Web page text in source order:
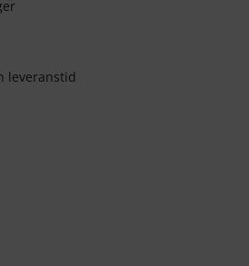
leveranstid